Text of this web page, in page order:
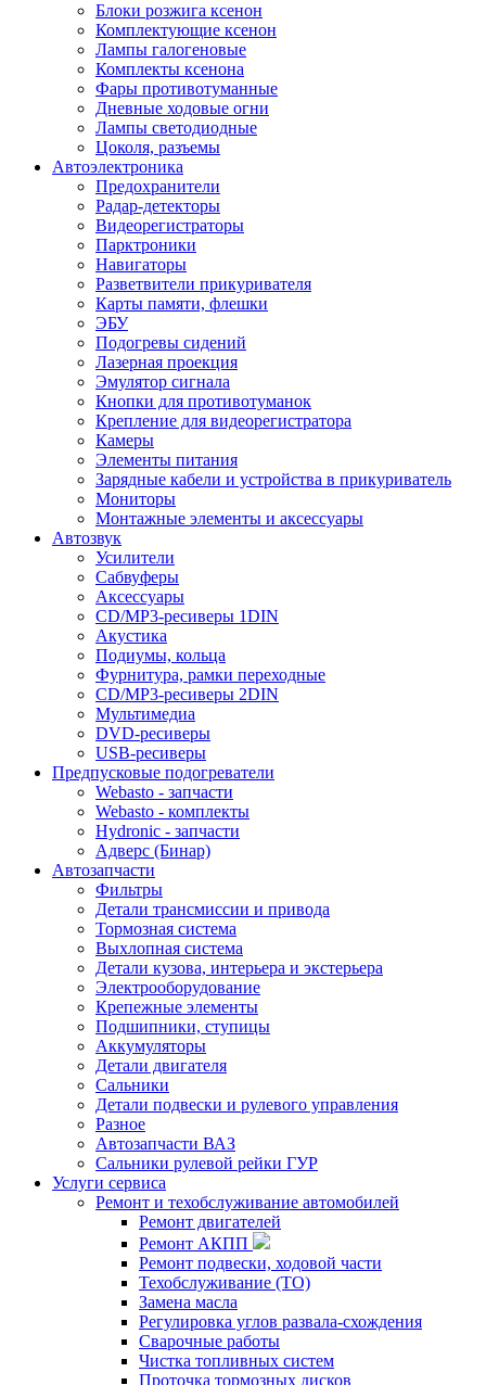
Блоки розжига ксенон
Комплектующие ксенон
Лампы галогеновые
Комплекты ксенона
Фары противотуманные
Дневные ходовые огни
Лампы светодиодные
Цоколя, разъемы
Автоэлектроника
Предохранители
Радар-детекторы
Видеорегистраторы
Парктроники
Навигаторы
Разветвители прикуривателя
Карты памяти, флешки
ЭБУ
Подогревы сидений
Лазерная проекция
Эмулятор сигнала
Кнопки для противотуманок
Крепление для видеорегистратора
Камеры
Элементы питания
Зарядные кабели и устройства в прикуриватель
Мониторы
Монтажные элементы и аксессуары
Автозвук
Усилители
Сабвуферы
Аксессуары
CD/MP3-ресиверы 1DIN
Акустика
Подиумы, кольца
Фурнитура, рамки переходные
CD/MP3-ресиверы 2DIN
Мультимедиа
DVD-ресиверы
USB-ресиверы
Предпусковые подогреватели
Webasto - запчасти
Webasto - комплекты
Hydronic - запчасти
Адверс (Бинар)
Автозапчасти
Фильтры
Детали трансмиссии и привода
Тормозная система
Выхлопная система
Детали кузова, интерьера и экстерьера
Электрооборудование
Крепежные элементы
Подшипники, ступицы
Аккумуляторы
Детали двигателя
Сальники
Детали подвески и рулевого управления
Разное
Автозапчасти ВАЗ
Сальники рулевой рейки ГУР
Услуги сервиса
Ремонт и техобслуживание автомобилей
Ремонт двигателей
Ремонт АКПП
Ремонт подвески, ходовой части
Техобслуживание (ТО)
Замена масла
Регулировка углов развала-схождения
Сварочные работы
Чистка топливных систем
Проточка тормозных дисков